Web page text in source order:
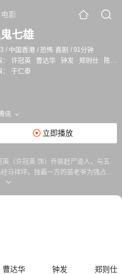
电影
七雄
/ 中国香港 /恐怖 喜剧 /91分钟
许冠英 曹达华 钟发 郑则仕 陈友
于仁泰
讯
立即播放
（许冠英 饰）乔装赶尸道人，与五
马祥坪。独霸一方的苗老爷为强占歌
尸体出城。七人出城进入原始森林，
败涂地。排长与阿英逃得性命后折返
曹达华 钟发 郑则仕